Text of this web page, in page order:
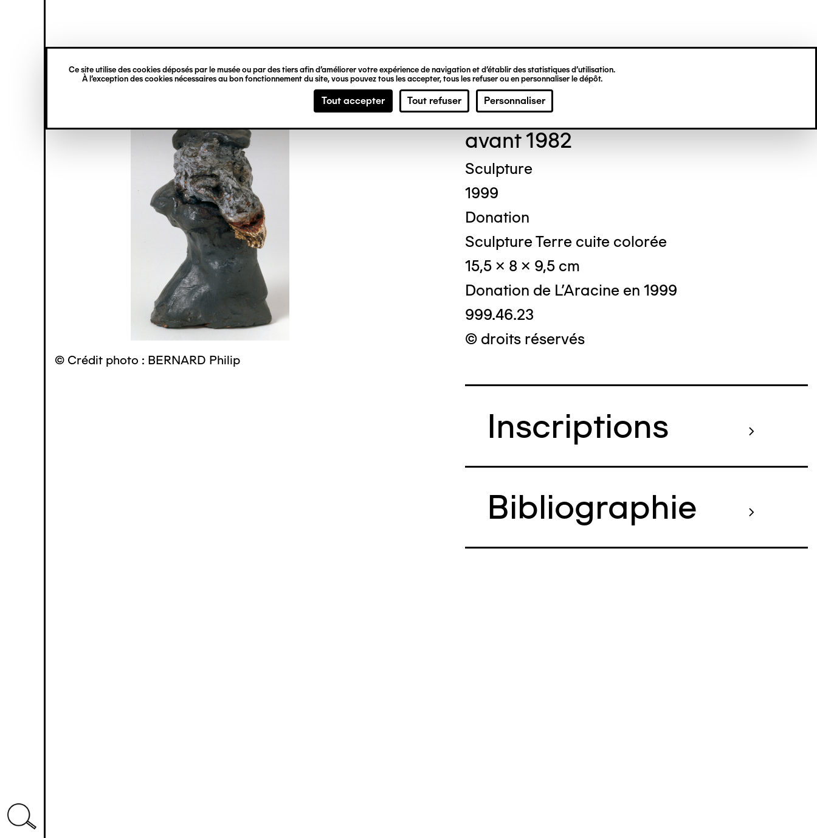
Ce site utilise des cookies déposés par le musée ou par des tiers afin d’améliorer votre expérience de navigation et d’établir des statistiques d’utilisation.
À l’exception des cookies nécessaires au bon fonctionnement du site, vous pouvez tous les accepter, tous les refuser ou en personnaliser le dépôt.
Tout accepter Tout refuser Personnaliser
principal
verticale
© Crédit photo : BERNARD Philip
Louise TOURNAY
avant 1982
Sculpture
1999
Donation
Sculpture Terre cuite colorée
15,5 x 8 x 9,5 cm
Donation de L'Aracine en 1999
999.46.23
© droits réservés
Inscriptions
Bibliographie